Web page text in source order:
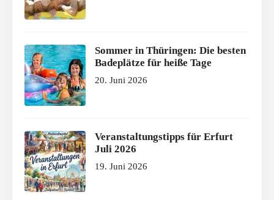
Sommer in Thüringen: Die besten
Badeplätze für heiße Tage
20. Juni 2026
Veranstaltungstipps für Erfurt
Juli 2026
19. Juni 2026